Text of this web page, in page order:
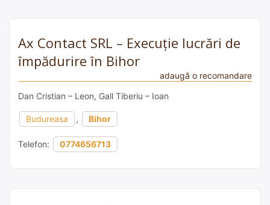
Ax Contact SRL – Execuție lucrări de
împădurire în Bihor
adaugă o recomandare
Dan Cristian – Leon, Gall Tiberiu – Ioan
Budureasa , Bihor
Telefon: 0774656713